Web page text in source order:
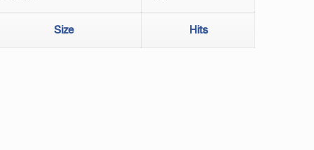
Size Hits